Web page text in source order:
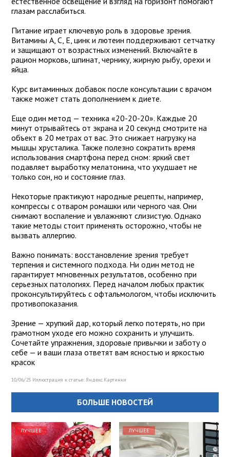
глазам расслабиться.
Питание играет ключевую роль в здоровье зрения.
Витамины А, С, Е, цинк и лютеин поддерживают сетчатку
и защищают от возрастных изменений. Включайте в
рацион морковь, шпинат, чернику, жирную рыбу, орехи и
яйца.
Курс витаминных добавок после консультации с врачом
также может стать дополнением к диете.
Еще один метод — техника «20-20-20». Каждые 20
минут отрывайтесь от экрана и 20 секунд смотрите на
объект в 20 метрах от вас. Это снижает нагрузку на
мышцы хрусталика. Также полезно сократить время
использования смартфона перед сном: яркий свет
подавляет выработку мелатонина, что ухудшает не
только сон, но и состояние глаз.
Некоторые практикуют народные рецепты, например,
компрессы с отваром ромашки или черного чая. Они
снимают воспаление и увлажняют слизистую. Однако
такие методы стоит применять осторожно, чтобы не
вызвать аллергию.
Важно понимать: восстановление зрения требует
терпения и системного подхода. Ни один метод не
гарантирует мгновенных результатов, особенно при
серьезных патологиях. Перед началом любых практик
проконсультируйтесь с офтальмологом, чтобы исключить
противопоказания.
Зрение — хрупкий дар, который легко потерять, но при
грамотном уходе его можно сохранить и улучшить.
Сочетайте упражнения, здоровые привычки и заботу о
себе — и ваши глаза ответят вам ясностью и яркостью
красок
10/06/25 Иллюстрация к статье: Яндекс.Картинки
БОЛЬШЕ НОВОСТЕЙ
ЛУЧШЕЕ ЛУЧШЕЕ